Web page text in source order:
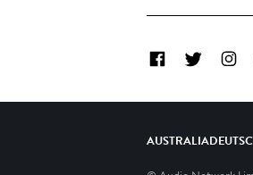
FacebookTwitter
AUSTRALIA